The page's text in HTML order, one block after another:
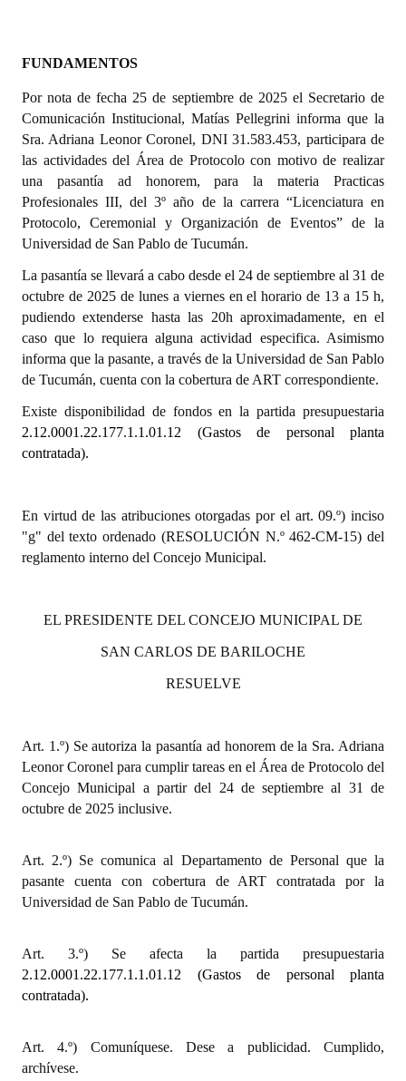
NORMATIVA
Comunicaciones
Declaraciones
Resoluciones
Resoluciones de Presidencia
INSTITUCIONAL
Antiguos Pobladores
Registros y Distinciones
Audiencias Públicas - Registro
Periodistas Decanos - Registro
Ciudadano Ilustre - Registro
Banca del Vecino - Registro
Antiguos Pobladores - Registro
Reconocimientos - Registro
Entrega de distinciones
FUNDAMENTOS
Por nota de fecha 25 de septiembre de 2025 el Secretario de
Comunicación Institucional, Matías Pellegrini informa que la
Sra. Adriana Leonor Coronel, DNI 31.583.453, participara de
las actividades del Área de Protocolo con motivo de realizar
una pasantía ad honorem, para la materia Practicas
Profesionales III, del 3º año de la carrera “Licenciatura en
Protocolo, Ceremonial y Organización de Eventos” de la
Universidad de San Pablo de Tucumán.
La pasantía se llevará a cabo desde el 24 de septiembre al 31 de
octubre de 2025 de lunes a viernes en el horario de 13 a 15 h,
pudiendo extenderse hasta las 20h aproximadamente, en el
caso que lo requiera alguna actividad especifica. Asimismo
informa que la pasante, a través de la Universidad de San Pablo
de Tucumán, cuenta con la cobertura de ART correspondiente.
Existe disponibilidad de fondos en la partida presupuestaria
2.12.0001.22.177.1.1.01.12 (Gastos de personal planta
contratada).
En virtud de las atribuciones otorgadas por el art. 09.º) inciso
"g" del texto ordenado (RESOLUCIÓN N.º 462-CM-15) del
reglamento interno del Concejo Municipal.
EL PRESIDENTE DEL CONCEJO MUNICIPAL DE
SAN CARLOS DE BARILOCHE
RESUELVE
Art. 1.º) Se autoriza la pasantía ad honorem de la Sra. Adriana
Leonor Coronel para cumplir tareas en el Área de Protocolo del
Concejo Municipal a partir del 24 de septiembre al 31 de
octubre de 2025 inclusive.
Art. 2.º) Se comunica al Departamento de Personal que la
pasante cuenta con cobertura de ART contratada por la
Universidad de San Pablo de Tucumán.
Art. 3.º) Se afecta la partida presupuestaria
2.12.0001.22.177.1.1.01.12 (Gastos de personal planta
contratada).
Art. 4.º) Comuníquese. Dese a publicidad. Cumplido,
archívese.